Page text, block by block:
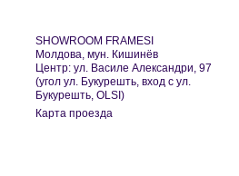
SHOWROOM FRAMESI
Молдова, мун. Кишинёв
Центр: ул. Василе Александри, 97
(угол ул. Букурешть, вход с ул.
Букурешть, OLSI)
Карта проезда